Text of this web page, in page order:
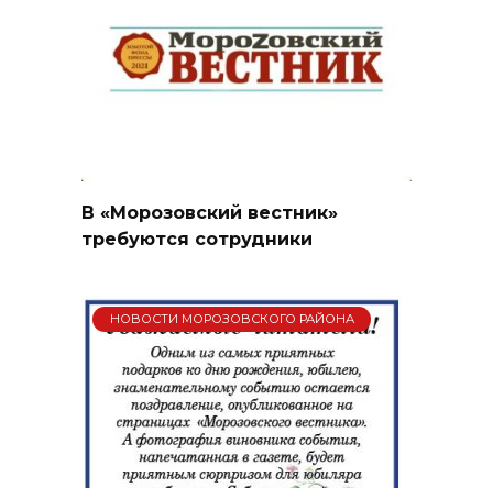
В «Морозовский вестник»
требуются сотрудники
НОВОСТИ МОРОЗОВСКОГО РАЙОНА